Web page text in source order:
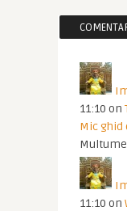
11:10 on
Mic ghid
11:10 on